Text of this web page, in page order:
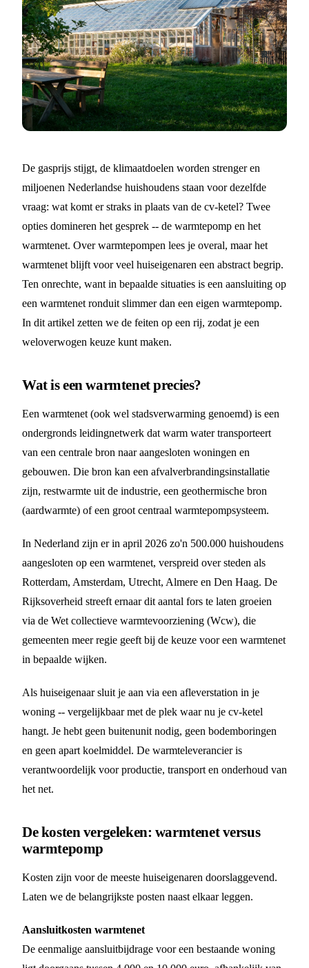
De gasprijs stijgt, de klimaatdoelen worden strenger en
miljoenen Nederlandse huishoudens staan voor dezelfde
vraag: wat komt er straks in plaats van de cv-ketel? Twee
opties domineren het gesprek -- de warmtepomp en het
warmtenet. Over warmtepompen lees je overal, maar het
warmtenet blijft voor veel huiseigenaren een abstract begrip.
Ten onrechte, want in bepaalde situaties is een aansluiting op
een warmtenet ronduit slimmer dan een eigen warmtepomp.
In dit artikel zetten we de feiten op een rij, zodat je een
weloverwogen keuze kunt maken.
Wat is een warmtenet precies?
Een warmtenet (ook wel stadsverwarming genoemd) is een
ondergronds leidingnetwerk dat warm water transporteert
van een centrale bron naar aangesloten woningen en
gebouwen. Die bron kan een afvalverbrandingsinstallatie
zijn, restwarmte uit de industrie, een geothermische bron
(aardwarmte) of een groot centraal warmtepompsysteem.
In Nederland zijn er in april 2026 zo'n 500.000 huishoudens
aangesloten op een warmtenet, verspreid over steden als
Rotterdam, Amsterdam, Utrecht, Almere en Den Haag. De
Rijksoverheid streeft ernaar dit aantal fors te laten groeien
via de Wet collectieve warmtevoorziening (Wcw), die
gemeenten meer regie geeft bij de keuze voor een warmtenet
in bepaalde wijken.
Als huiseigenaar sluit je aan via een afleverstation in je
woning -- vergelijkbaar met de plek waar nu je cv-ketel
hangt. Je hebt geen buitenunit nodig, geen bodemboringen
en geen apart koelmiddel. De warmteleverancier is
verantwoordelijk voor productie, transport en onderhoud van
het net.
De kosten vergeleken: warmtenet versus
warmtepomp
Kosten zijn voor de meeste huiseigenaren doorslaggevend.
Laten we de belangrijkste posten naast elkaar leggen.
Aansluitkosten warmtenet
De eenmalige aansluitbijdrage voor een bestaande woning